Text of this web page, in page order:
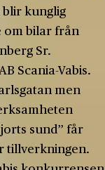
blir kunglig
om bilar från
Sr.
Scania-Vabis.
men
sund” får
tillverkningen.